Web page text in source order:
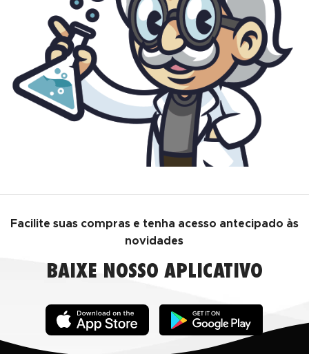
Facilite suas compras e tenha acesso antecipado às
novidades
BAIXE NOSSO APLICATIVO